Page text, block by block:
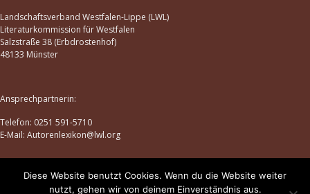
Landschaftsverband Westfalen-Lippe (LWL)
Literaturkommission für Westfalen
Salzstraße 38 (Erbdrostenhof)
48133 Münster
Ansprechpartnerin:
Telefon: 0251 591-5710
E-Mail: Autorenlexikon@lwl.org
Datenschutz |Impressum
Diese Website benutzt Cookies. Wenn du die Website weiter
nutzt, gehen wir von deinem Einverständnis aus.